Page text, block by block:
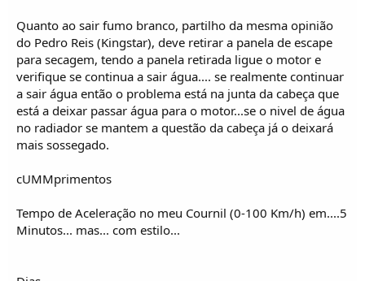
Quanto ao sair fumo branco, partilho da mesma opinião
do Pedro Reis (Kingstar), deve retirar a panela de escape
para secagem, tendo a panela retirada ligue o motor e
verifique se continua a sair água.... se realmente continuar
a sair água então o problema está na junta da cabeça que
está a deixar passar água para o motor...se o nivel de água
no radiador se mantem a questão da cabeça já o deixará
mais sossegado.
cUMMprimentos
Tempo de Aceleração no meu Cournil (0-100 Km/h) em....5
Minutos... mas... com estilo...